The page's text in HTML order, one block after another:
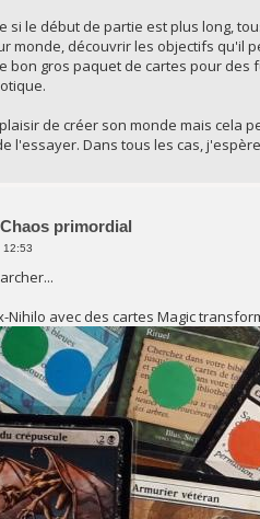
si le début de partie est plus long,
monde, découvrir les objectifs qu'il
bon gros paquet de cartes pour
de créer son monde mais cela
l'essayer. Dans tous les cas,
primordial
12:53
Nihilo avec des cartes Magic